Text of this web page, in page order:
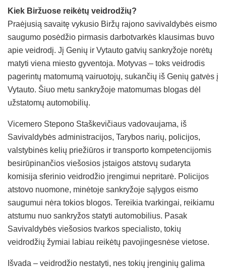
Kiek Biržuose reikėtų veidrodžių?
Praėjusią savaitę vykusio Biržų rajono savivaldybės eismo
saugumo posėdžio pirmasis darbotvarkės klausimas buvo
apie veidrodį. Jį Genių ir Vytauto gatvių sankryžoje norėtų
matyti viena miesto gyventoja. Motyvas – toks veidrodis
pagerintų matomumą vairuotojų, sukančių iš Genių gatvės į
Vytauto. Šiuo metu sankryžoje matomumas blogas dėl
užstatomų automobilių.
Vicemero Stepono Staškevičiaus vadovaujama, iš
Savivaldybės administracijos, Tarybos narių, policijos,
valstybinės kelių priežiūros ir transporto kompetencijomis
besirūpinančios viešosios įstaigos atstovų sudaryta
komisija sferinio veidrodžio įrengimui nepritarė. Policijos
atstovo nuomone, minėtoje sankryžoje sąlygos eismo
saugumui nėra tokios blogos. Tereikia tvarkingai, reikiamu
atstumu nuo sankryžos statyti automobilius. Pasak
Savivaldybės viešosios tvarkos specialisto, tokių
veidrodžių žymiai labiau reikėtų pavojingesnėse vietose.
Išvada – veidrodžio nestatyti, nes tokių įrenginių galima